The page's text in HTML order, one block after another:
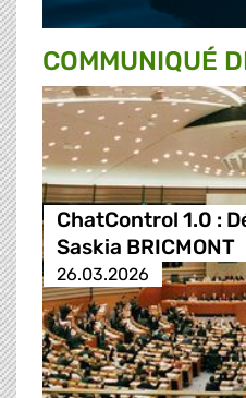
COMMUNIQUÉ
ChatControl 1.0 :
Saskia BRICMONT
26.03.2026